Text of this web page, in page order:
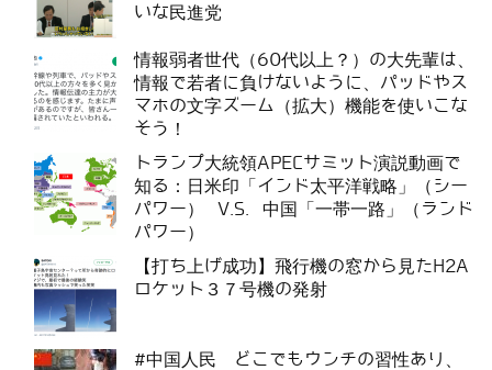
いな民進党
情報弱者世代（60代以上？）の大先輩は、
情報で若者に負けないように、パッドやス
マホの文字ズーム（拡大）機能を使いこな
そう！
トランプ大統領APECサミット演説動画で
知る：日米印「インド太平洋戦略」（シー
パワー） V.S. 中国「一帯一路」（ランド
パワー）
【打ち上げ成功】飛行機の窓から見たH2A
ロケット３７号機の発射
#中国人民 どこでもウンチの習性あり、